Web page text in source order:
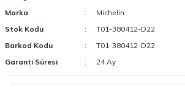
19 Lastikler
20 Lastikler
Marka
Michelin
Stok Kodu
T01-380412-D22
Barkod Kodu
T01-380412-D22
Garanti Süresi
24 Ay